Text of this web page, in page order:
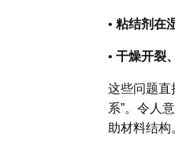
• 粘结剂在
• 干燥开裂
这些问题直
系”。令人
助材料结构